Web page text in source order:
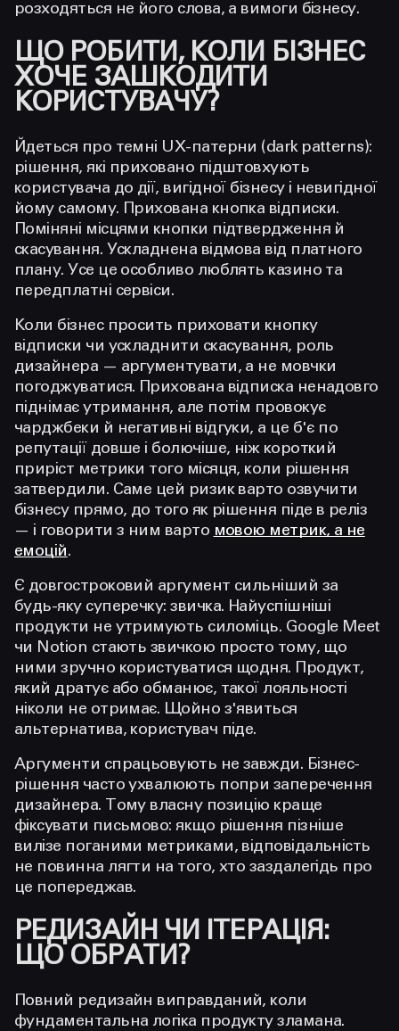
розходяться не його слова, а вимоги бізнесу.
ЩО РОБИТИ, КОЛИ БІЗНЕС
ХОЧЕ ЗАШКОДИТИ
КОРИСТУВАЧУ?
Йдеться про темні UX-патерни (dark patterns):
рішення, які приховано підштовхують
користувача до дії, вигідної бізнесу і невигідної
йому самому. Прихована кнопка відписки.
Поміняні місцями кнопки підтвердження й
скасування. Ускладнена відмова від платного
плану. Усе це особливо люблять казино та
передплатні сервіси.
Коли бізнес просить приховати кнопку
відписки чи ускладнити скасування, роль
дизайнера — аргументувати, а не мовчки
погоджуватися. Прихована відписка ненадовго
піднімає утримання, але потім провокує
чарджбеки й негативні відгуки, а це б'є по
репутації довше і болючіше, ніж короткий
приріст метрики того місяця, коли рішення
затвердили. Саме цей ризик варто озвучити
бізнесу прямо, до того як рішення піде в реліз
— і говорити з ним варто мовою метрик, а не
емоцій.
Є довгостроковий аргумент сильніший за
будь-яку суперечку: звичка. Найуспішніші
продукти не утримують силоміць. Google Meet
чи Notion стають звичкою просто тому, що
ними зручно користуватися щодня. Продукт,
який дратує або обманює, такої лояльності
ніколи не отримає. Щойно з'явиться
альтернатива, користувач піде.
Аргументи спрацьовують не завжди. Бізнес-
рішення часто ухвалюють попри заперечення
дизайнера. Тому власну позицію краще
фіксувати письмово: якщо рішення пізніше
вилізе поганими метриками, відповідальність
не повинна лягти на того, хто заздалегідь про
це попереджав.
РЕДИЗАЙН ЧИ ІТЕРАЦІЯ:
ЩО ОБРАТИ?
Повний редизайн виправданий, коли
фундаментальна логіка продукту зламана.